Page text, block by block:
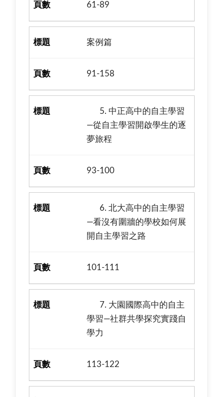
61-89
案例篇
91-158
5. 中正高中的自主學習
—從自主學習開啟學生的逐
夢旅程
93-100
6. 北大高中的自主學習
—看沒有圍牆的學校如何展
開自主學習之路
101-111
7. 大園國際高中的自主
學習—社群共學探究實踐自
學力
113-122